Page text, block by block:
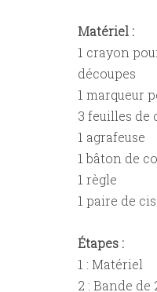
Matériel :
1 crayon
découpes
1 marqueur
3 feuilles de
1 agrafeuse
1 bâton de
1 règle
1 paire de
Étapes :
1 : Matériel
2 : Bande de